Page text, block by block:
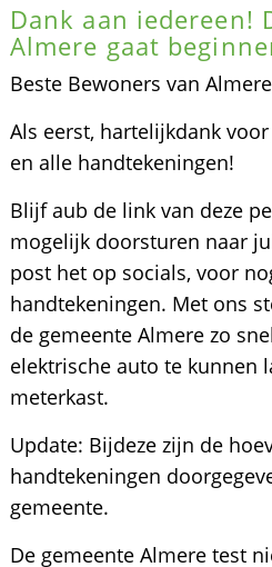
Dank aan iedereen!
Almere gaat
Beste Bewoners van
Als eerst, hartelijkdank
en alle handtekeningen!
Blijf aub de link van deze
mogelijk doorsturen naar
post het op socials, voor
handtekeningen. Met ons
de gemeente Almere zo
elektrische auto te kunnen
meterkast.
Update: Bijdeze zijn de
handtekeningen
gemeente.
De gemeente Almere test